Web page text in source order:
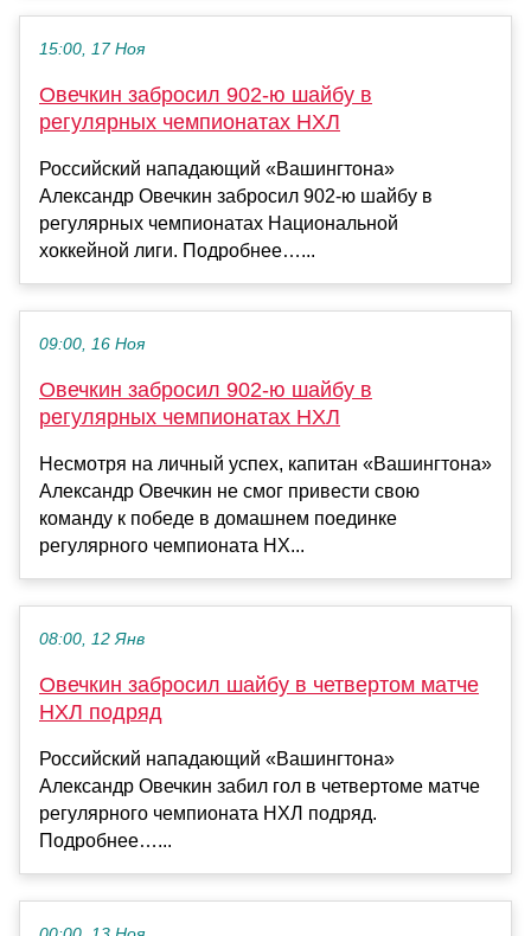
15:00, 17 Ноя
Овечкин забросил 902‑ю шайбу в
регулярных чемпионатах НХЛ
Российский нападающий «Вашингтона»
Александр Овечкин забросил 902‑ю шайбу в
регулярных чемпионатах Национальной
хоккейной лиги. Подробнее…...
09:00, 16 Ноя
Овечкин забросил 902-ю шайбу в
регулярных чемпионатах НХЛ
Несмотря на личный успех, капитан «Вашингтона»
Александр Овечкин не смог привести свою
команду к победе в домашнем поединке
регулярного чемпионата НХ...
08:00, 12 Янв
Овечкин забросил шайбу в четвертом матче
НХЛ подряд
Российский нападающий «Вашингтона»
Александр Овечкин забил гол в четвертоме матче
регулярного чемпионата НХЛ подряд.
Подробнее…...